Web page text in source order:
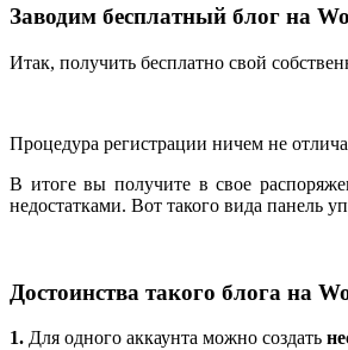
Заводим бесплатный блог на
Итак, получить бесплатно свой
Процедура регистрации ничем не
В итоге вы получите в свое
недостатками. Вот такого вида панель
Достоинства такого блога на
1. Для одного аккаунта можно создать